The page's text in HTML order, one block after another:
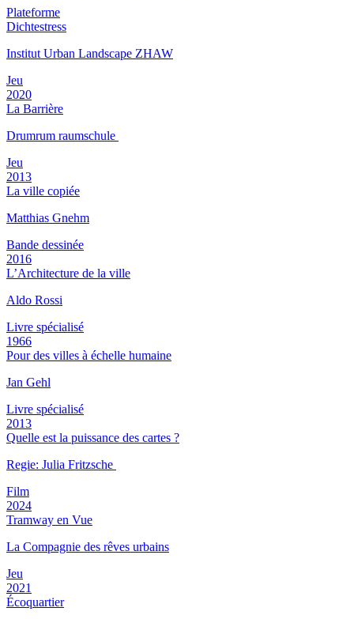
Plateforme
Dichtestress
Institut Urban Landscape ZHAW
Jeu
2020
La Barrière
Drumrum raumschule
Jeu
2013
La ville copiée
Matthias Gnehm
Bande dessinée
2016
L’Architecture de la ville
Aldo Rossi
Livre spécialisé
1966
Pour des villes à échelle humaine
Jan Gehl
Livre spécialisé
2013
Quelle est la puissance des cartes ?
Regie: Julia Fritzsche
Film
2024
Tramway en Vue
La Compagnie des rêves urbains
Jeu
2021
Écoquartier